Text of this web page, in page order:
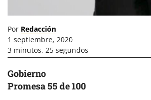
Por Redacción
1 septiembre, 2020
3 minutos, 25 segundos
Gobierno
Promesa 55 de 100